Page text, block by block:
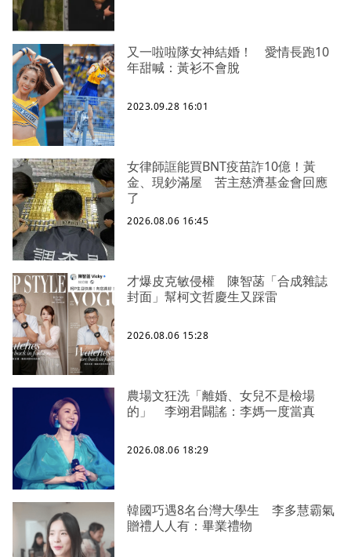
又一啦啦隊女神結婚！ 愛情長跑10
年甜喊：黃衫不會脫
2023.09.28 16:01
女律師誆能買BNT疫苗詐10億！黃
金、現鈔滿屋 苦主慈濟基金會回應
了
2026.08.06 16:45
才爆皮克敏侵權 陳智菡「合成雜誌
封面」幫柯文哲慶生又踩雷
2026.08.06 15:28
農場文狂洗「離婚、女兒不是檢場
的」 李翊君闢謠：李媽一度當真
2026.08.06 18:29
韓國巧遇8名台灣大學生 李多慧霸氣
贈禮人人有：畢業禮物